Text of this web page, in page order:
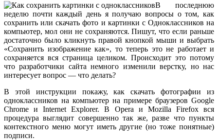
В последнюю
неделю почти каждый день я получаю вопросы о том, как
сохранить или скачать фото и картинки с Одноклассников на
компьютер, мол они не сохраняются. Пишут, что если раньше
достаточно было кликнуть правой кнопкой мыши и выбрать
«Сохранить изображение как», то теперь это не работает и
сохраняется вся страница целиком. Происходит это потому
что разработчики сайта немного изменили верстку, но нас
интересует вопрос — что делать?
В этой инструкции покажу, как скачать фотографии из
одноклассников на компьютер на примере браузеров Google
Chrome и Internet Explorer. В Opera и Mozilla Firefox вся
процедура выглядит совершенно так же, разве что пункты
контекстного меню могут иметь другие (но тоже понятные)
подписи.